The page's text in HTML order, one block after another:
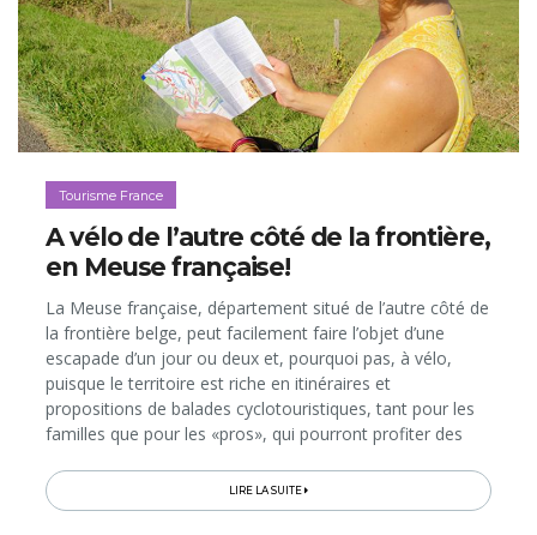
Tourisme France
A vélo de l’autre côté de la frontière,
en Meuse française!
La Meuse française, département situé de l’autre côté de
la frontière belge, peut facilement faire l’objet d’une
escapade d’un jour ou deux et, pourquoi pas, à vélo,
puisque le territoire est riche en itinéraires et
propositions de balades cyclotouristiques, tant pour les
familles que pour les «pros», qui pourront profiter des
historique en VTT sur le champ de bataille de Verdun,
circuits thématiques d’une journée, Fête du Vélo et grand
LIRE LA SUITE